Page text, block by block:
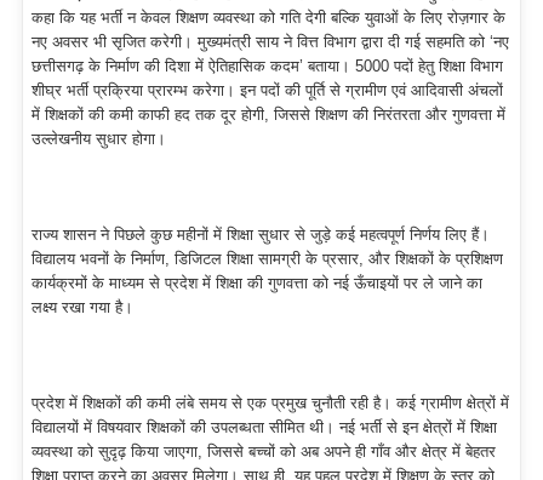
कहा कि यह भर्ती न केवल शिक्षण व्यवस्था को गति देगी बल्कि युवाओं के लिए रोज़गार के
नए अवसर भी सृजित करेगी। मुख्यमंत्री साय ने वित्त विभाग द्वारा दी गई सहमति को ‘नए
छत्तीसगढ़ के निर्माण की दिशा में ऐतिहासिक कदम’ बताया। 5000 पदों हेतु शिक्षा विभाग
शीघ्र भर्ती प्रक्रिया प्रारम्भ करेगा। इन पदों की पूर्ति से ग्रामीण एवं आदिवासी अंचलों
में शिक्षकों की कमी काफी हद तक दूर होगी, जिससे शिक्षण की निरंतरता और गुणवत्ता में
उल्लेखनीय सुधार होगा।
राज्य शासन ने पिछले कुछ महीनों में शिक्षा सुधार से जुड़े कई महत्वपूर्ण निर्णय लिए हैं।
विद्यालय भवनों के निर्माण, डिजिटल शिक्षा सामग्री के प्रसार, और शिक्षकों के प्रशिक्षण
कार्यक्रमों के माध्यम से प्रदेश में शिक्षा की गुणवत्ता को नई ऊँचाइयों पर ले जाने का
लक्ष्य रखा गया है।
प्रदेश में शिक्षकों की कमी लंबे समय से एक प्रमुख चुनौती रही है। कई ग्रामीण क्षेत्रों में
विद्यालयों में विषयवार शिक्षकों की उपलब्धता सीमित थी। नई भर्ती से इन क्षेत्रों में शिक्षा
व्यवस्था को सुदृढ़ किया जाएगा, जिससे बच्चों को अब अपने ही गाँव और क्षेत्र में बेहतर
शिक्षा प्राप्त करने का अवसर मिलेगा। साथ ही, यह पहल प्रदेश में शिक्षण के स्तर को